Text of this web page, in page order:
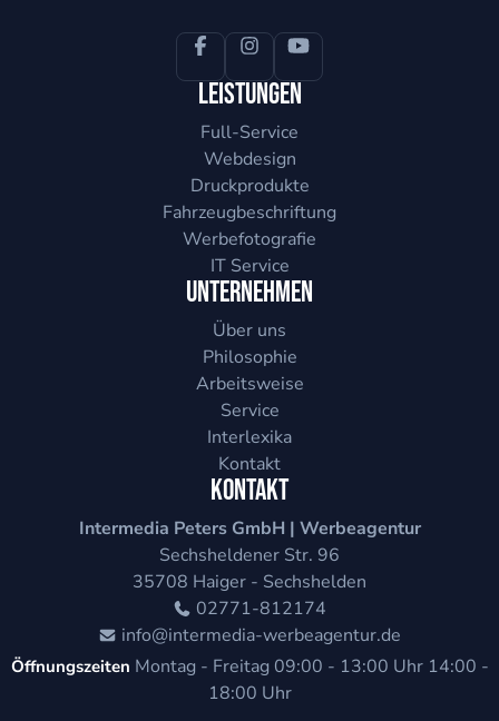
Leistungen
Full-Service
Webdesign
Druckprodukte
Fahrzeugbeschriftung
Werbefotografie
IT Service
Unternehmen
Über uns
Philosophie
Arbeitsweise
Service
Interlexika
Kontakt
Kontakt
Intermedia Peters GmbH | Werbeagentur
Sechsheldener Str. 96
35708 Haiger - Sechshelden
02771-812174
info@intermedia-werbeagentur.de
Öffnungszeiten Montag - Freitag 09:00 - 13:00 Uhr 14:00 -
18:00 Uhr